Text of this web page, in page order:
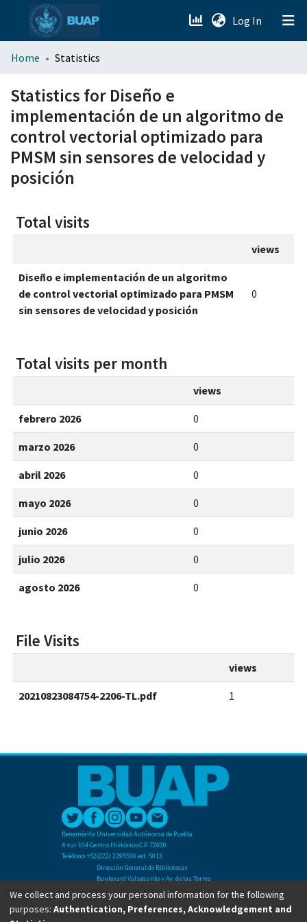
Log In (current)
menu.section.about_menu
All of DSpace
Home Statistics
Statistics for Diseño e
implementación de un algoritmo de
control vectorial optimizado para
PMSM sin sensores de velocidad y
posición
Total visits
views
Diseño e implementación de un algoritmo
de control vectorial optimizado para PMSM
sin sensores de velocidad y posición
0
Total visits per month
views
febrero 2026 0
marzo 2026 0
abril 2026 0
mayo 2026 0
junio 2026 0
julio 2026 0
agosto 2026 0
File Visits
views
20210823084754-2206-TL.pdf 1
Benemérita Universidad Autónoma de Puebla
4 sur 104 Centro Histórico C.P. 72000
Teléfono +52(222) 2295500 ext. 5013
Dirección General de Bibliotecas
Boulevard Valsequillo y Av. de las Torres
Ciudad Universitaria. Col. San Manuel
C.P. 72570
Teléfono +52 (222) 2295500 Ext 2901
We collect and process your personal information for the following
purposes: Authentication, Preferences, Acknowledgement and